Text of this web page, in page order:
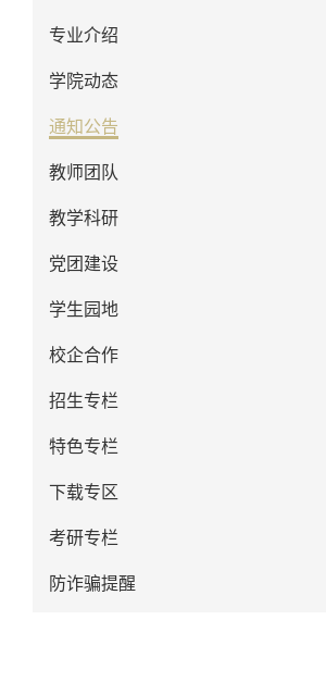
专业介绍
学院动态
通知公告
教师团队
教学科研
党团建设
学生园地
校企合作
招生专栏
特色专栏
下载专区
考研专栏
防诈骗提醒